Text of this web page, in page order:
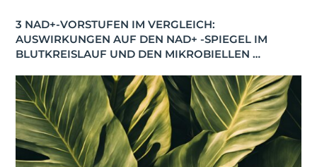
3 NAD+-VORSTUFEN IM VERGLEICH:
AUSWIRKUNGEN AUF DEN NAD+ -SPIEGEL IM
BLUTKREISLAUF UND DEN MIKROBIELLEN